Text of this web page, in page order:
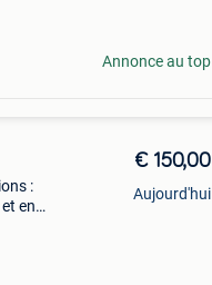
Annonce au top
:
en
€ 150,00
Aujourd'hui